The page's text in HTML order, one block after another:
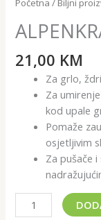
Početna / Biljni
21,00 KM
Za grlo,
Za
kod upale
Pomaže
osjetljivim
Za pušače